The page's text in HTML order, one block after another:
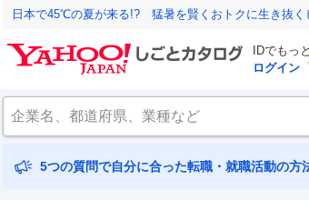
日本で45℃の夏が来る!? 猛暑を賢くおトクに生き抜く
IDでもっ
ログイン
5つの質問で自分に合った転職・就職活動の